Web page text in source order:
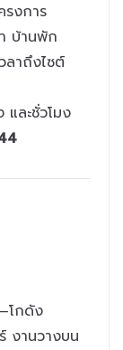
รงการ
บ้านพัก
ลาถึงไซต์
และชั่วโมง
โกดัง
งานวางบน